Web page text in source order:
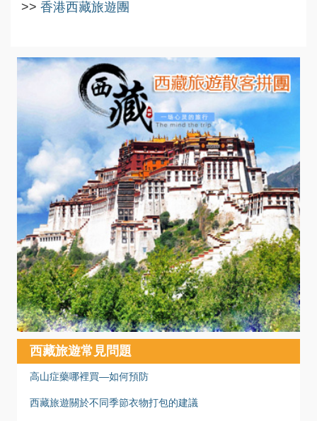
>> 香港西藏旅遊團
西藏旅遊常見問題
高山症藥哪裡買—如何預防
西藏旅遊關於不同季節衣物打包的建議